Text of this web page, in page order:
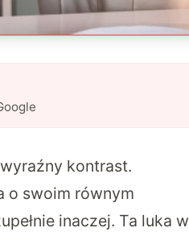
kontrast.
o swoim równym
inaczej. Ta luka w